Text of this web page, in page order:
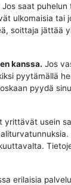
Jos saat
ulkomaisia tai
soittaja jättää
kanssa. Jos
pyytämällä
pyydä
yrittävät usein
erilaisia